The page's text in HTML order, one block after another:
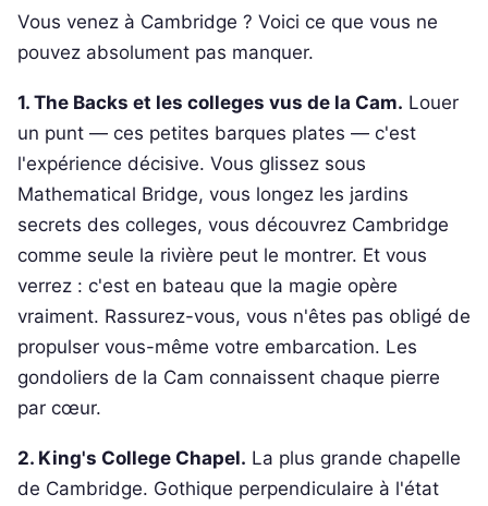
Vous venez à Cambridge ? Voici ce que vous ne
pouvez absolument pas manquer.
1. The Backs et les colleges vus de la Cam. Louer
un punt — ces petites barques plates — c'est
l'expérience décisive. Vous glissez sous
Mathematical Bridge, vous longez les jardins
secrets des colleges, vous découvrez Cambridge
comme seule la rivière peut le montrer. Et vous
verrez : c'est en bateau que la magie opère
vraiment. Rassurez-vous, vous n'êtes pas obligé de
propulser vous-même votre embarcation. Les
gondoliers de la Cam connaissent chaque pierre
par cœur.
2. King's College Chapel. La plus grande chapelle
de Cambridge. Gothique perpendiculaire à l'état